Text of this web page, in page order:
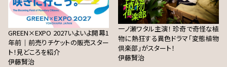
GREEN×EXPO 2027いよいよ開幕1
年前｜前売りチケットの販売スター
ト！見どころを紹介
伊藤賢治
一ノ瀬ワタル主演！ 珍奇で奇怪な植
物に熱狂する異色ドラマ「変態植物
倶楽部」がスタート！
伊藤賢治